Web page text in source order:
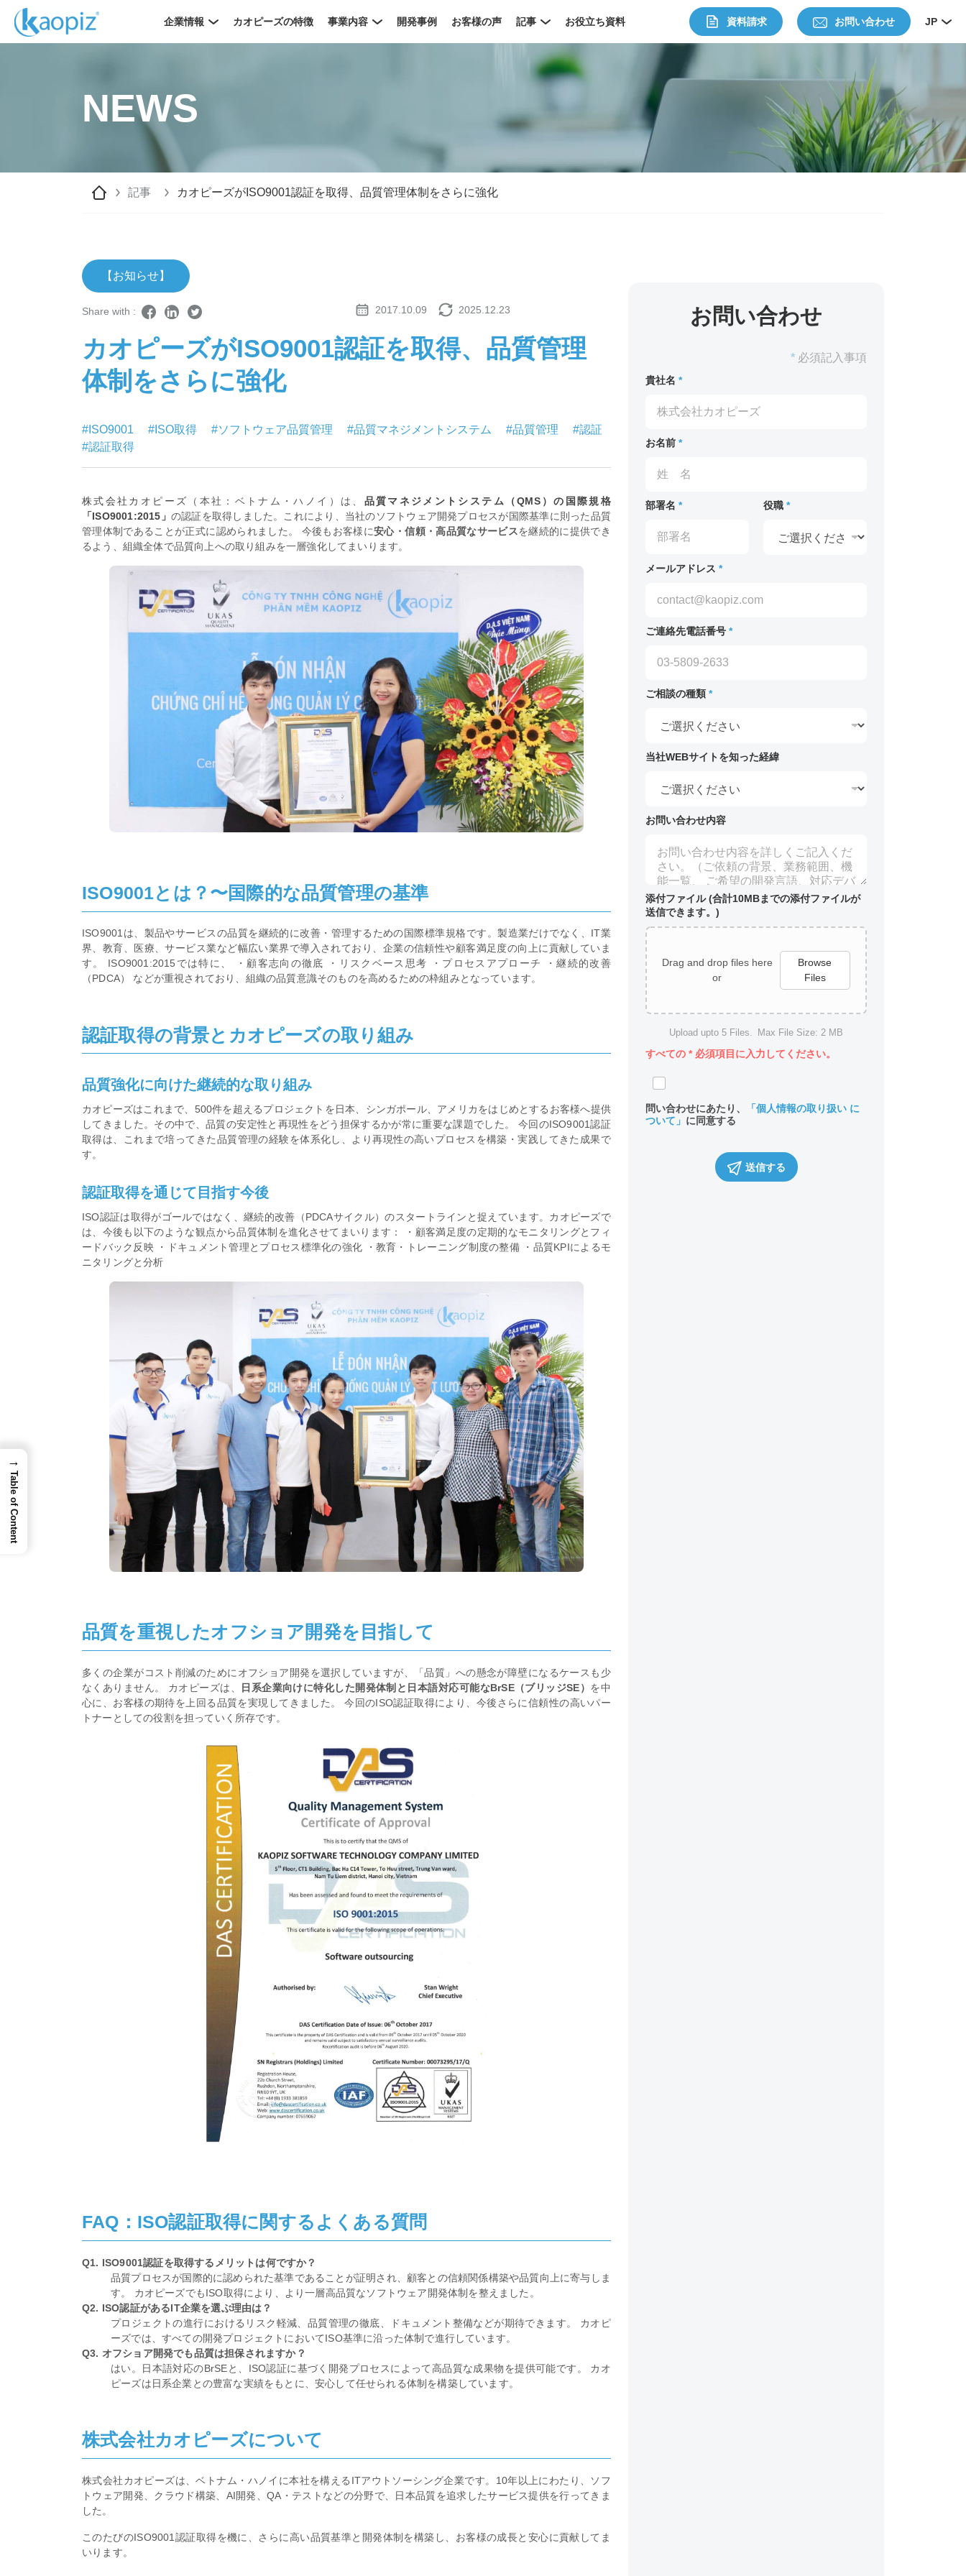
企業情報 カオピーズの特徴 事業内容 開発事例 お客様の声 記事 お役立ち資料 JP
資料請求 お問い合わせ
NEWS
記事 カオピーズがISO9001認証を取得、品質管理体制をさらに強化
【お知らせ】
Share with : 2017.10.09 2025.12.23
カオピーズがISO9001認証を取得、品質管理
体制をさらに強化
#ISO9001 #ISO取得 #ソフトウェア品質管理 #品質マネジメントシステム #品質管理
#認証
#認証取得
株式会社カオピーズ （本社：ベトナム・ハノイ）は、 品質マネジメントシステム（QMS）の国際規格
「ISO9001:2015」 の認証を取得しました。これにより、当社のソフトウェア開発プロセスが国際基準に則った品質
管理体制であることが正式に認められました。 今後もお客様に安心・信頼・高品質なサービスを継続的に提供でき
るよう、組織全体で品質向上への取り組みを一層強化してまいります。
ISO9001とは？〜国際的な品質管理の基準
ISO9001は、製品やサービスの品質を継続的に改善・管理するための国際標準規格です。製造業だけでなく、IT業
界、教育、医療、サービス業など幅広い業界で導入されており、企業の信頼性や顧客満足度の向上に貢献していま
す。 ISO9001:2015では特に、 ・顧客志向の徹底 ・リスクベース思考 ・プロセスアプローチ ・継続的改善
（PDCA） などが重視されており、組織の品質意識そのものを高めるための枠組みとなっています。
認証取得の背景とカオピーズの取り組み
品質強化に向けた継続的な取り組み
カオピーズはこれまで、500件を超えるプロジェクトを日本、シンガポール、アメリカをはじめとするお客様へ提供
してきました。その中で、品質の安定性と再現性をどう担保するかが常に重要な課題でした。 今回のISO9001認証
取得は、これまで培ってきた品質管理の経験を体系化し、より再現性の高いプロセスを構築・実践してきた成果で
す。
認証取得を通じて目指す今後
ISO認証は取得がゴールではなく、継続的改善（PDCAサイクル）のスタートラインと捉えています。カオピーズで
は、今後も以下のような観点から品質体制を進化させてまいります： ・顧客満足度の定期的なモニタリングとフィ
ードバック反映 ・ドキュメント管理とプロセス標準化の強化 ・教育・トレーニング制度の整備 ・品質KPIによるモ
ニタリングと分析
品質を重視したオフショア開発を目指して
多くの企業がコスト削減のためにオフショア開発を選択していますが、「品質」への懸念が障壁になるケースも少
なくありません。 カオピーズは、
日系企業向けに特化した開発体制と日本語対応可能なBrSE（ブリッジSE） を中
心に、お客様の期待を上回る品質を実現してきました。 今回のISO認証取得により、今後さらに信頼性の高いパー
トナーとしての役割を担っていく所存です。
FAQ：ISO認証取得に関するよくある質問
Q1. ISO9001認証を取得するメリットは何ですか？
品質プロセスが国際的に認められた基準であることが証明され、顧客との信頼関係構築や品質向上に寄与しま
す。 カオピーズでもISO取得により、より一層高品質なソフトウェア開発体制を整えました。
Q2. ISO認証があるIT企業を選ぶ理由は？
プロジェクトの進行におけるリスク軽減、品質管理の徹底、ドキュメント整備などが期待できます。 カオピ
ーズでは、すべての開発プロジェクトにおいてISO基準に沿った体制で進行しています。
Q3. オフショア開発でも品質は担保されますか？
はい。日本語対応のBrSEと、ISO認証に基づく開発プロセスによって高品質な成果物を提供可能です。 カオ
ピーズは日系企業との豊富な実績をもとに、安心して任せられる体制を構築しています。
株式会社カオピーズについて
株式会社カオピーズは、ベトナム・ハノイに本社を構えるITアウトソーシング企業です。10年以上にわたり、ソフ
トウェア開発、クラウド構築、AI開発、QA・テストなどの分野で、日本品質を追求したサービス提供を行ってきま
した。
このたびのISO9001認証取得を機に、さらに高い品質基準と開発体制を構築し、お客様の成長と安心に貢献してま
いります。
お問い合わせ
* 必須記入事項
貴社名 *
お名前 *
部署名 * 役職 *
メールアドレス *
ご連絡先電話番号 *
ご相談の種類 *
当社WEBサイトを知った経緯
お問い合わせ内容
添付ファイル (合計10MBまでの添付ファイルが
送信できます。)
Drag and drop files here
or
Browse
Files
Upload upto 5 Files. Max File Size: 2 MB
すべての *必須項目に入力してください。
問い合わせにあたり、
「個人情報の取り扱い に
ついて」 に同意する
送信する
→
Table of Content